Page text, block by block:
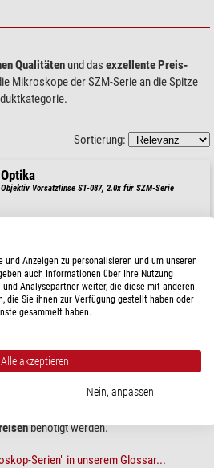
Qualitäten und das exzellente Preis-
Mikroskope der SZM-Serie an die Spitze
Sortierung:
Optika
Objektiv Vorsatzlinse ST-087, 2.0x für SZM-Serie
$ 136,-
versandfertig in6-10 Wochen
Einblick und Zoom-Objektiven. Die
bieten eine reichhaltige Auswahl an
Flexibilität des Beobachtens deutlich
benötigt werden.
Serien" in unserem Glossar...
und Anzeigen zu personalisieren und um unseren
auch Informationen über Ihre Nutzung
Analysepartner weiter, die diese mit anderen
die Sie ihnen zur Verfügung gestellt haben oder
gesammelt haben.
Alle akzeptieren
Nein, anpassen